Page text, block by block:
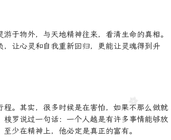
于物外，与天地精神往来，看清生命的真相。
让心灵和自我重新回归，更能让灵魂得到升
。其实，很多时候是在害怕，如果不那么做就
罗说过一句话：一个人越是有许多事情能够放
少在精神上，他必定是真正的富有。